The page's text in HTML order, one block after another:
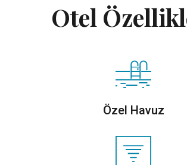
Otel
Özel Havuz